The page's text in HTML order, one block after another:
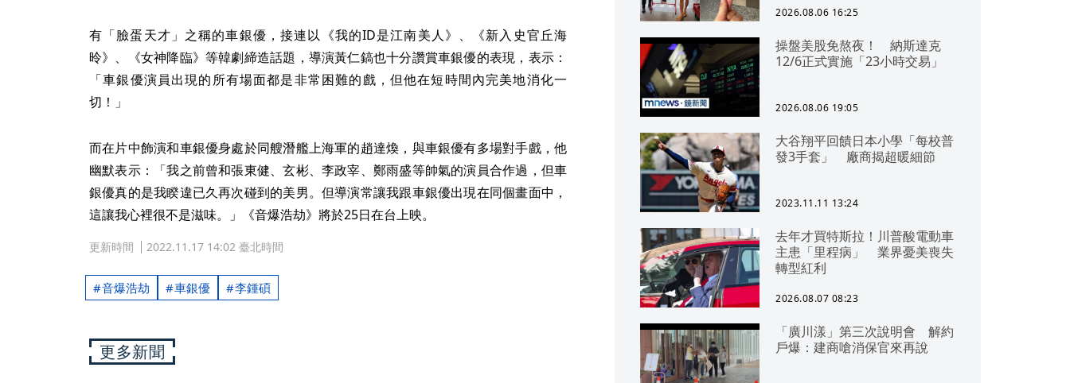
有「臉蛋天才」之稱的車銀優，接連以《我的ID是江南美人》、《新入史官丘海
昤》、《女神降臨》等韓劇締造話題，導演黃仁鎬也十分讚賞車銀優的表現，表示：
「車銀優演員出現的所有場面都是非常困難的戲，但他在短時間內完美地消化一
切！」
而在片中飾演和車銀優身處於同艘潛艦上海軍的趙達煥，與車銀優有多場對手戲，他
幽默表示：「我之前曾和張東健、玄彬、李政宰、鄭雨盛等帥氣的演員合作過，但車
銀優真的是我睽違已久再次碰到的美男。但導演常讓我跟車銀優出現在同個畫面中，
這讓我心裡很不是滋味。」《音爆浩劫》將於25日在台上映。
更新時間 2022.11.17 14:02 臺北時間
音爆浩劫 車銀優 李鍾碩
更多新聞
2026.08.06 16:25
操盤美股免熬夜！ 納斯達克
12/6正式實施「23小時交易」
2026.08.06 19:05
大谷翔平回饋日本小學「每校普
發3手套」 廠商揭超暖細節
2023.11.11 13:24
去年才買特斯拉！川普酸電動車
主患「里程病」 業界憂美喪失
轉型紅利
2026.08.07 08:23
「廣川漾」第三次說明會 解約
戶爆：建商嗆消保官來再說